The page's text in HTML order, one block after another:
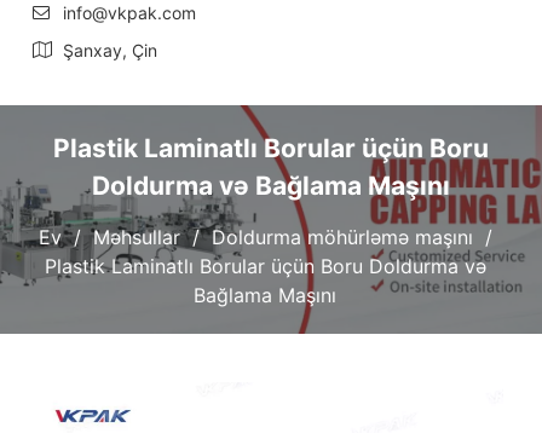
info@vkpak.com
Şanxay, Çin
Plastik Laminatlı Borular üçün Boru
Doldurma və Bağlama Maşını
Ev Məhsullar
Doldurma möhürləmə maşını
Plastik Laminatlı Borular üçün Boru Doldurma və
Bağlama Maşını